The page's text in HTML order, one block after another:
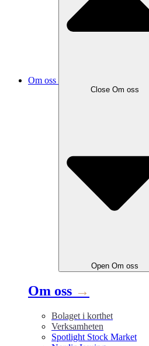
Om oss
Close Om oss
Open Om oss
Om oss →
Bolaget i korthet
Verksamheten
Spotlight Stock Market